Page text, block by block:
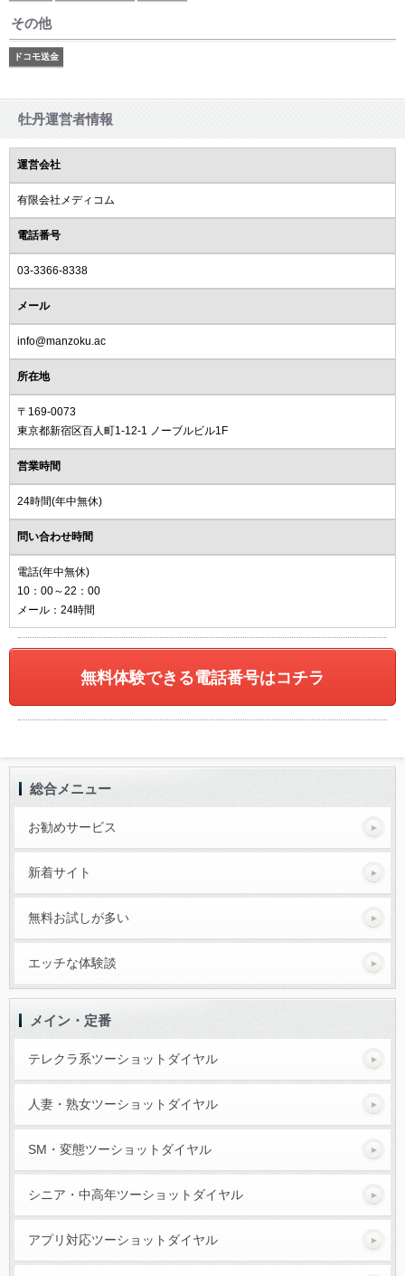
その他
ドコモ送金
牡丹運営者情報
運営会社
有限会社メディコム
電話番号
03-3366-8338
メール
info@manzoku.ac
所在地
〒169-0073
東京都新宿区百人町1-12-1 ノーブルビル1F
営業時間
24時間(年中無休)
問い合わせ時間
電話(年中無休)
10：00～22：00
メール：24時間
無料体験できる電話番号はコチラ
総合メニュー
お勧めサービス
新着サイト
無料お試しが多い
エッチな体験談
メイン・定番
テレクラ系ツーショットダイヤル
人妻・熟女ツーショットダイヤル
SM・変態ツーショットダイヤル
シニア・中高年ツーショットダイヤル
アプリ対応ツーショットダイヤル